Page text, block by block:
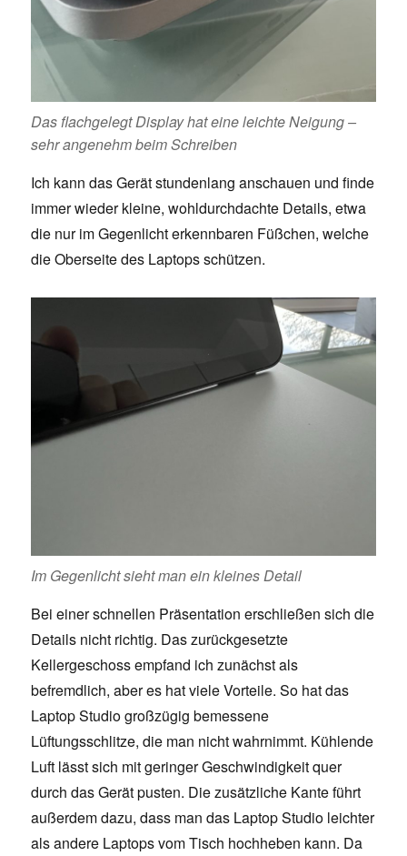
Das flachgelegt Display hat eine leichte Neigung –
sehr angenehm beim Schreiben
Ich kann das Gerät stundenlang anschauen und finde
immer wieder kleine, wohldurchdachte Details, etwa
die nur im Gegenlicht erkennbaren Füßchen, welche
die Oberseite des Laptops schützen.
Im Gegenlicht sieht man ein kleines Detail
Bei einer schnellen Präsentation erschließen sich die
Details nicht richtig. Das zurückgesetzte
Kellergeschoss empfand ich zunächst als
befremdlich, aber es hat viele Vorteile. So hat das
Laptop Studio großzügig bemessene
Lüftungsschlitze, die man nicht wahrnimmt. Kühlende
Luft lässt sich mit geringer Geschwindigkeit quer
durch das Gerät pusten. Die zusätzliche Kante führt
außerdem dazu, dass man das Laptop Studio leichter
als andere Laptops vom Tisch hochheben kann. Da